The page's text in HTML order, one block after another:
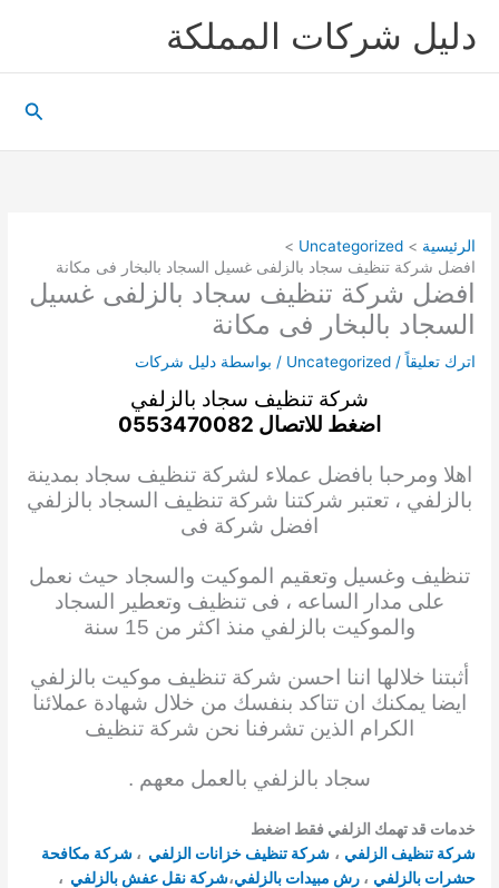
دليل شركات المملكة
الرئيسية
Uncategorized
افضل شركة تنظيف سجاد بالزلفى غسيل السجاد بالبخار فى مكانة
افضل شركة تنظيف سجاد بالزلفى غسيل
السجاد بالبخار فى مكانة
اترك تعليقاً /
Uncategorized / بواسطة دليل شركات
شركة تنظيف سجاد بالزلفي
اضغط للاتصال 0553470082
اهلا ومرحبا بافضل عملاء لشركة تنظيف سجاد بمدينة
بالزلفي ، تعتبر شركتنا شركة تنظيف
السجاد بالزلفي
افضل شركة فى
تنظيف وغسيل وتعقيم الموكيت والسجاد حيث نعمل
على مدار
الساعه ، فى تنظيف وتعطير السجاد
والموكيت بالزلفي منذ اكثر من 15 سنة
أثبتنا خلالها اننا احسن شركة تنظيف موكيت بالزلفي
ايضا يمكنك ان تتاكد بنفسك من خلال شهادة عملائنا
الكرام
الذين تشرفنا نحن شركة تنظيف
سجاد بالزلفي بالعمل معهم .
خدمات قد تهمك الزلفي فقط اضغط
شركة تنظيف الزلفي ، شركة تنظيف خزانات الزلفي ، شركة مكافحة
حشرات بالزلفي ، رش مبيدات بالزلفي،شركة نقل عفش بالزلفي ،